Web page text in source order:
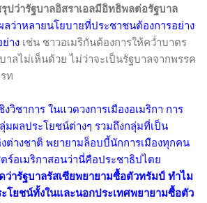
ปว่ารัฐบาลอิสราเอลมีอิทธิพลต่อรัฐบาล
ลว่าหลายนโยบายที่ประชาชนต้องการอย่าง
าง เช่น ชาวอเมริกันต้องการให้คว่ำบาตร
าลไม่เห็นด้วย ไม่ว่าจะเป็นรัฐบาลจากพรรค
ท
งวิชาการ ในแวดวงการเมืองอเมริกา การ
มผลประโยชน์ต่างๆ รวมถึงกลุ่มที่เป็น
ต่างชาติ พยายามล็อบบี้นักการเมืองทุกคน
ร์อเมริกาสอนว่านี่คือประชาธิปไตย
ว่ารัฐบาลรัสเซียพยายามซื้อตัวทรัมป์ ทำไม
โยชน์ทั้งในและนอกประเทศพยายามซื้อตัว